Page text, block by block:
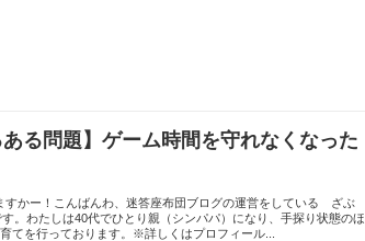
ある問題】ゲーム時間を守れなくなった
すかー！こんばんわ、迷答座布団ブログの運営をしている ざぶ
。わたしは40代でひとり親（シンパパ）になり、手探り状態のほ
てを行っております。※詳しくはプロフィール...